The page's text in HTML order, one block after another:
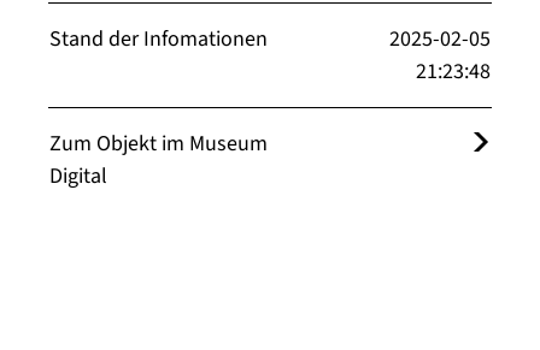
Stand der Infomationen
2025-02-05
21:23:48
Zum Objekt im Museum
Digital